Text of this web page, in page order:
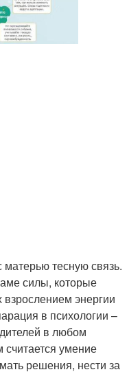
тесную связь.
силы, которые
энергии
в психологии –
в любом
считается умение
решения, нести за